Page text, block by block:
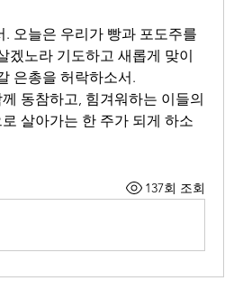
오늘은 우리가 빵과 포도주를
겠노라 기도하고 새롭게 맞이
은총을 허락하소서.
동참하고, 힘겨워하는 이들의
살아가는 한 주가 되게 하소
137회 조회